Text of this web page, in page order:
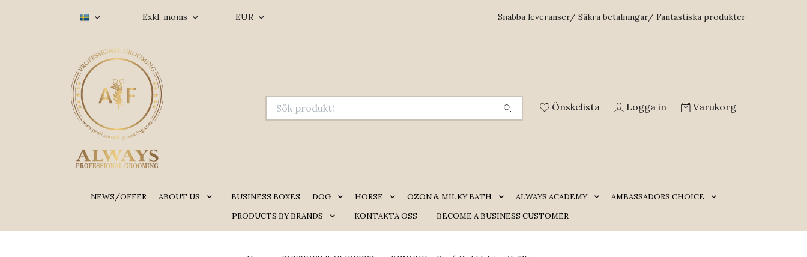
Exkl. moms EUR Snabba leveranser/ Säkra betalningar/ Fantastiska produkter
Önskelista Logga in Varukorg
NEWS/OFFER ABOUT US BUSINESS BOXES DOG HORSE OZON & MILKY BATH ALWAYS ACADEMY
AMBASSADORS CHOICE
PRODUCTS BY BRANDS
KONTAKTA OSS BECOME A BUSINESS CUSTOMER